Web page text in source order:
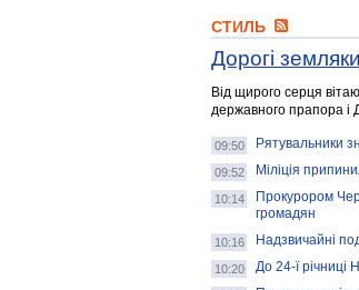
СТИЛЬ
Дорогі
Від щирого серця
державного прапора і
09:50 Рятувальники
09:52 Міліція
10:14
Прокурором
громадян
10:16 Надзвичайні
10:20 До 24-ї річниці